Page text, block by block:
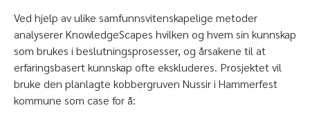
Ved hjelp av ulike samfunnsvitenskapelige metoder
analyserer KnowledgeScapes hvilken og hvem sin kunnskap
som brukes i beslutningsprosesser, og årsakene til at
erfaringsbasert kunnskap ofte ekskluderes. Prosjektet vil
bruke den planlagte kobbergruven Nussir i Hammerfest
kommune som case for å: